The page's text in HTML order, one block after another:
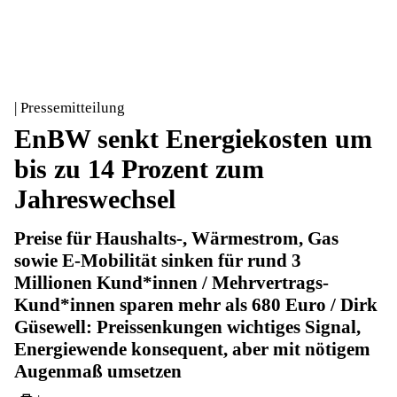
| Pressemitteilung
EnBW senkt Energiekosten um
bis zu 14 Prozent zum
Jahreswechsel
Preise für Haushalts-, Wärmestrom, Gas
sowie E-Mobilität sinken für rund 3
Millionen Kund*innen / Mehrvertrags-
Kund*innen sparen mehr als 680 Euro / Dirk
Güsewell: Preissenkungen wichtiges Signal,
Energiewende konsequent, aber mit nötigem
Augenmaß umsetzen